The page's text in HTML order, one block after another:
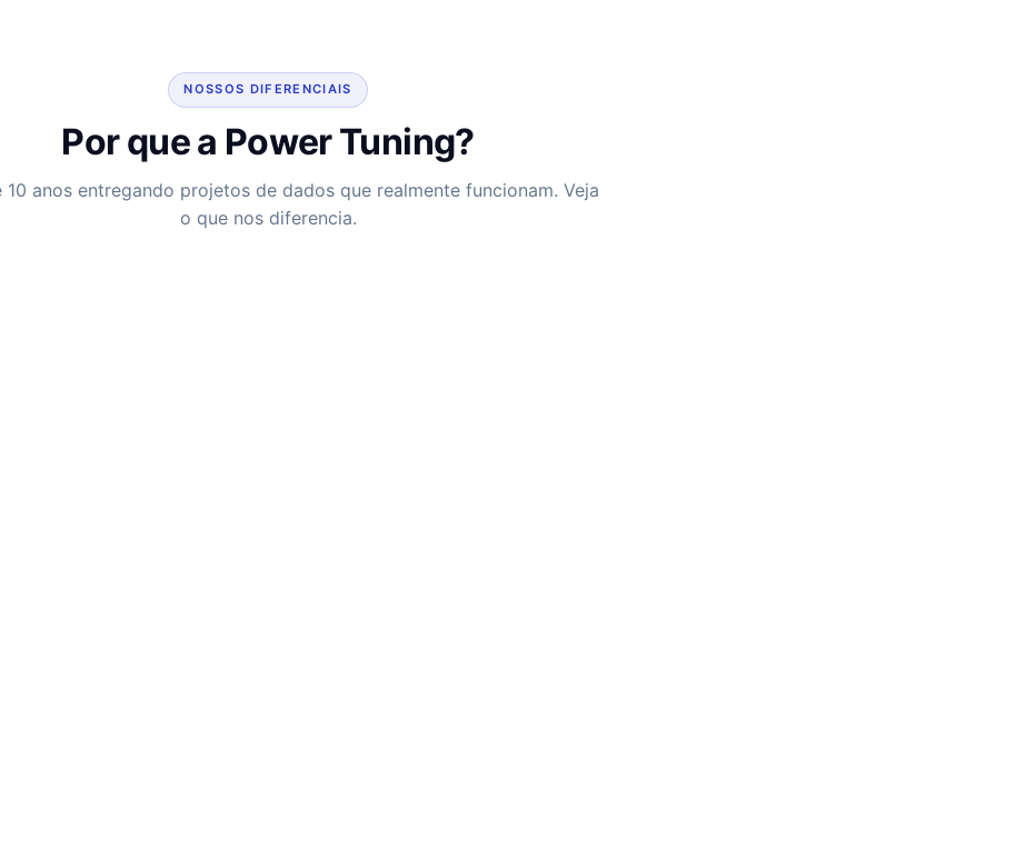
NOSSOS DIFERENCIAIS
Por que a Power Tuning?
10 anos entregando projetos de dados que realmente funcionam. Veja
o que nos diferencia.